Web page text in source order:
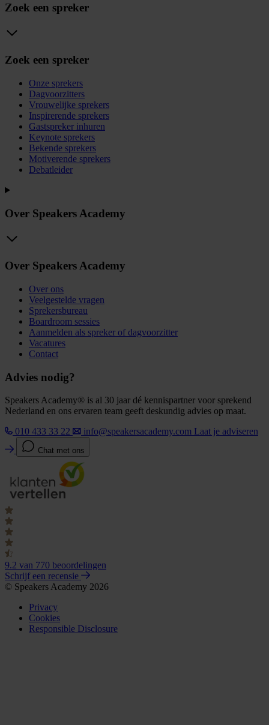
Zoek een spreker
Zoek een spreker
Onze sprekers
Dagvoorzitters
Vrouwelijke sprekers
Inspirerende sprekers
Gastspreker inhuren
Keynote sprekers
Bekende sprekers
Motiverende sprekers
Debatleider
Over Speakers Academy
Over Speakers Academy
Over ons
Veelgestelde vragen
Sprekersbureau
Boardroom sessies
Aanmelden als spreker of dagvoorzitter
Vacatures
Contact
Advies nodig?
Speakers Academy® is al 30 jaar dé kennispartner voor sprekend
Nederland en ons ervaren team geeft deskundig advies op maat.
010 433 33 22
info@speakersacademy.com Laat je adviseren
Chat met ons
9.2 van 770 beoordelingen
Schrijf een recensie
© Speakers Academy 2026
Privacy
Cookies
Responsible Disclosure